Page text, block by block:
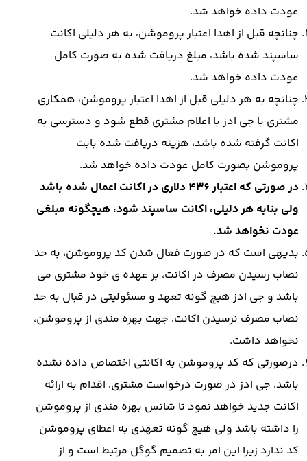
عودت داده خواهد شد.
چنانچه قبل از اهدا اعتبار پروموشن، به هر دلیلی اکانت
ساسپند شده باشد، مبلغ دریافت شده به صورت کامل
عودت داده خواهد شد.
چنانچه به هر دلیلی قبل از اهدا اعتبار پروموشن، همکاری
مشتری با جی ادز با اعلام مشتری قطع شود و دسترسی به
اکانت گرفته شده باشد، هزینه دریافت شده بابت
پروموشن بصورت کامل عودت داده خواهد شد.
در صورتی که اعتبار 436 دلاری در اکانت اعمال شده باشد
ولی بنابه هر دلیلی، اکانت ساسپند شود، هیچگونه مبلغی
عودت نخواهد شد.
بدیهی است که در صورت فعال شدن کد پروموشن، به حد
نصاب رسیدن مصرف در اکانت، بر عهده ی خود مشتری می
باشد و جی ادز هیچ گونه تعهد و مسئولیتی در قبال به حد
نصاب مصرف نرسیدن اکانت، جهت بهره مندی از پروموشن،
نخواهد داشت.
درصورتی که کد پروموشن به اکانتی اختصاص داده نشده
باشد، جی ادز در صورت درخواست مشتری، اقدام به ارائه
اکانت جدید خواهد نمود تا شانس بهره مندی از پروموشن
را داشته باشد ولی هیچ گونه تعهدی به اعطای پروموشن
کد ندارد زیرا این امر به تصمیم گوگل مرتبط است و از